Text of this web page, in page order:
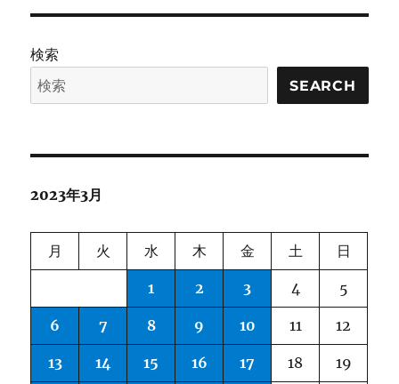
検索
SEARCH
2023年3月
月 火 水 木 金 土 日
1 2 3 4 5
6 7 8 9 10 11 12
13 14 15 16 17 18 19